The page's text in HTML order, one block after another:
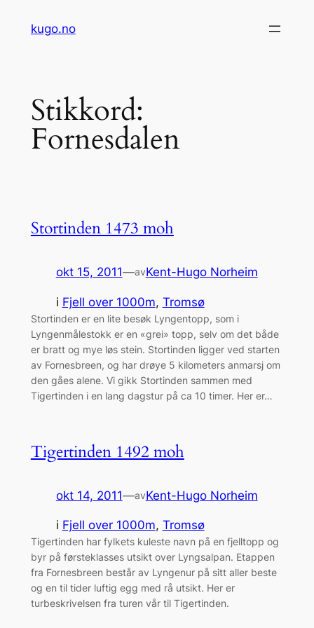
kugo.no
Stikkord:
Fornesdalen
Stortinden 1473 moh
okt 15, 2011—avKent-Hugo Norheim
i Fjell over 1000m, Tromsø
Stortinden er en lite besøk Lyngentopp, som i
Lyngenmålestokk er en «grei» topp, selv om det både
er bratt og mye løs stein. Stortinden ligger ved starten
av Fornesbreen, og har drøye 5 kilometers anmarsj om
den gåes alene. Vi gikk Stortinden sammen med
Tigertinden i en lang dagstur på ca 10 timer. Her er…
Tigertinden 1492 moh
okt 14, 2011—avKent-Hugo Norheim
i Fjell over 1000m, Tromsø
Tigertinden har fylkets kuleste navn på en fjelltopp og
byr på førsteklasses utsikt over Lyngsalpan. Etappen
fra Fornesbreen består av Lyngenur på sitt aller beste
og en til tider luftig egg med rå utsikt. Her er
turbeskrivelsen fra turen vår til Tigertinden.